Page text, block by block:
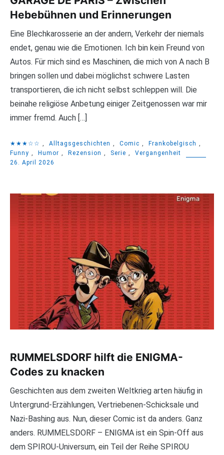
Hebebühnen und Erinnerungen
Eine Blechkarosserie an der andern, Verkehr der niemals
endet, genau wie die Emotionen. Ich bin kein Freund von
Autos. Für mich sind es Maschinen, die mich von A nach B
bringen sollen und dabei möglichst schwere Lasten
transportieren, die ich nicht selbst schleppen will. Die
beinahe religiöse Anbetung einiger Zeitgenossen war mir
immer fremd. Auch […]
★★★☆☆ Alltagsgeschichten Comic Frankobelgisch
Funny
Humor Rezension Serie
Vergangenheit
26. April 2026
RUMMELSDORF hilft die ENIGMA-
Codes zu knacken
Geschichten aus dem zweiten Weltkrieg arten häufig in
Untergrund-Erzählungen, Vertriebenen-Schicksale und
Nazi-Bashing aus. Nun, dieser Comic ist da anders. Ganz
anders. RUMMELSDORF – ENIGMA ist ein Spin-Off aus
dem SPIROU-Universum, ein Teil der Reihe SPIROU